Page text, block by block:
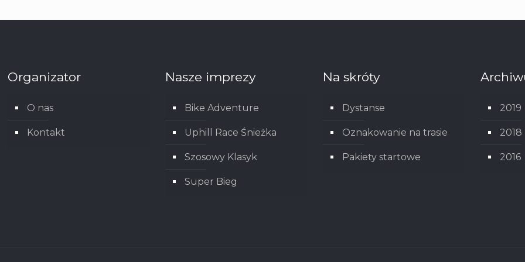
Organizator
O nas
Kontakt
Nasze imprezy
Bike Adventure
Uphill Race Śnieżka
Szosowy Klasyk
Super Bieg
Na skróty
Dystanse
Oznakowanie na trasie
Pakiety startowe
2019
2018
2016